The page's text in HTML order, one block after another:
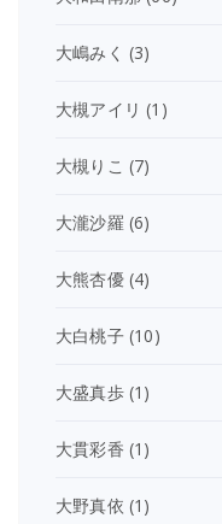
大嶋みく (3)
大槻アイリ (1)
大槻りこ (7)
大瀧沙羅 (6)
大熊杏優(4)
大白桃子(10)
大盛真歩(1)
大貫彩香 (1)
大野真依 (1)